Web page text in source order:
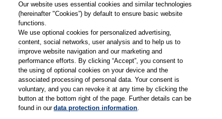
Karriere
Kontakt
Web-Semniare
Anwenderberichte
Partner
Our website uses essential cookies and similar technologies
(hereinafter "Cookies”) by default to ensure basic website
functions.
We use optional cookies for personalized advertising,
content, social networks, user analysis and to help us to
improve website navigation and our marketing and
performance efforts. By clicking “Accept”, you consent to
the using of optional cookies on your device and the
associated processing of personal data. Your consent is
voluntary, and you can revoke it at any time by clicking the
button at the bottom right of the page. Further details can be
found in ourdata protection information.